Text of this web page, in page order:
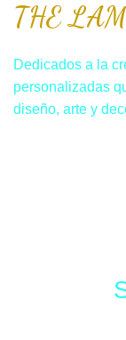
THE
Dedicados a la
personalizadas
diseño, arte y